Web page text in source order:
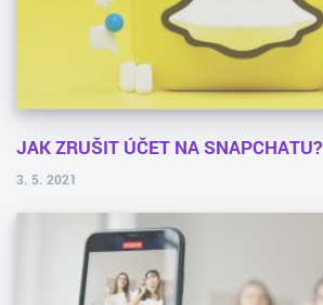
JAK ZRUŠIT ÚČET NA SNAPCHATU?
3. 5. 2021